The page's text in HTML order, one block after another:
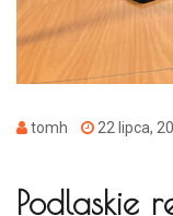
tomh 22 lipca,
Podlaskie